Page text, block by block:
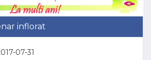
inflorat
07-31